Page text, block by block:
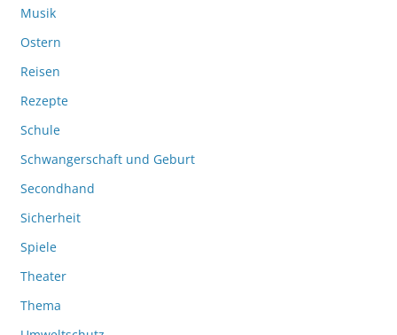
Musik
Ostern
Reisen
Rezepte
Schule
Schwangerschaft und Geburt
Secondhand
Sicherheit
Spiele
Theater
Thema